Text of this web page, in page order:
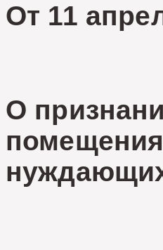
От 11
О